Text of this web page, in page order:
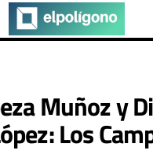
Muñoz y
Los